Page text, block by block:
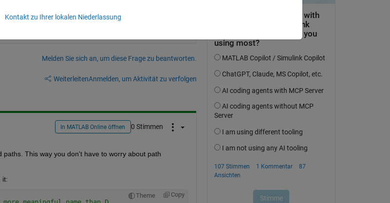
Melden Sie sich an, um diese Frage zu beantworten.
WeiterleitenAnmelden, um Aktivität zu verfolgen
In MATLAB Online öffnen 0 Stimmen
paths. This way you don't have to worry about path
it:
Theme Copy
Kontakt zu Ihrer lokalen Niederlassung